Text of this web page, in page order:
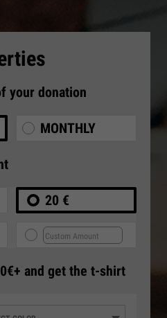
your donation
MONTHLY
20 €
and get the t-shirt